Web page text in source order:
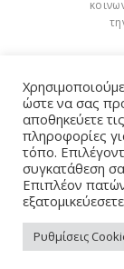
© Copyright
ΌΡΟΙ
ώστε να σας
αποθηκεύετε
πληροφορίες
τόπο.
συγκατάθεση
Επιπλέον
Ρυθμίσεις